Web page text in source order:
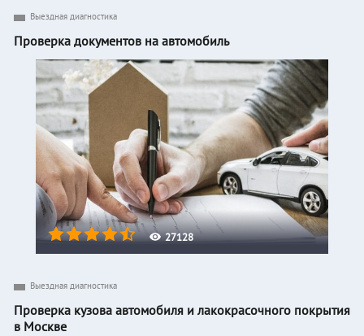
27128
Выездная диагностика
Проверка документов на автомобиль
Выездная диагностика
Проверка кузова автомобиля и лакокрасочного покрытия
в Москве